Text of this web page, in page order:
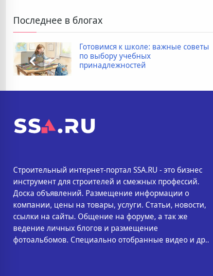
Последнее в блогах
Готовимся к школе: важные советы
по выбору учебных
принадлежностей
Строительный интернет-портал SSA.RU - это бизнес
инструмент для строителей и смежных профессий.
Доска объявлений. Размещение информации о
компании, цены на товары, услуги. Статьи, новости,
ссылки на сайты. Общение на форуме, а так же
ведение личных блогов и размещение
фотоальбомов. Специально отобранные видео и др..